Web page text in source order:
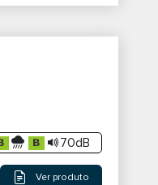
70dB
Ver produto